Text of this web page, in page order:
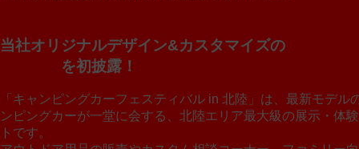
当社オリジナルデザイン&カスタマイズの
を初披露！
「キャンピングカーフェスティバル in 北陸」は、最新モデル
ンピングカーが一堂に会する、北陸エリア最大級の展示・体
トです。